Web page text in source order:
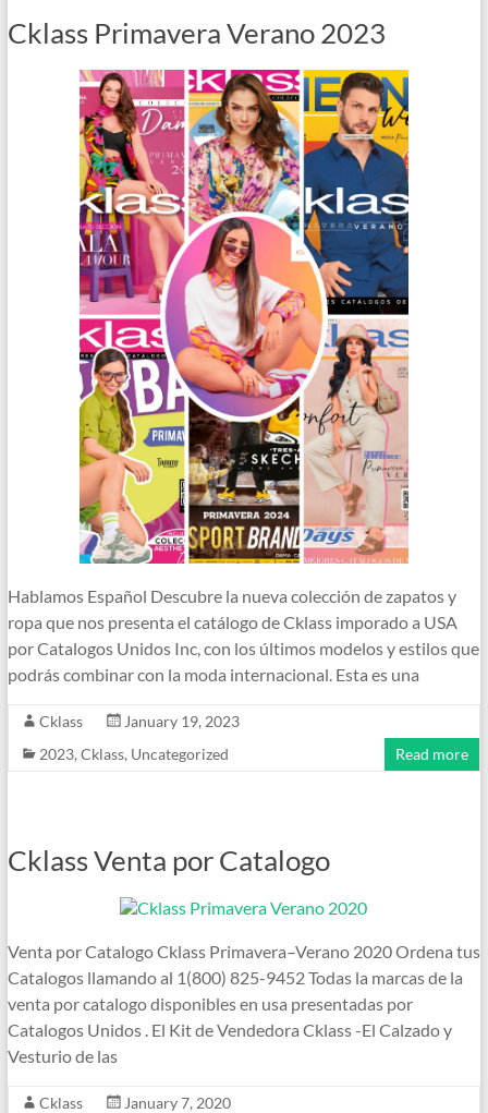
Cklass Primavera Verano 2023
Hablamos Español Descubre la nueva colección de zapatos y
ropa que nos presenta el catálogo de Cklass imporado a USA
por Catalogos Unidos Inc, con los últimos modelos y estilos que
podrás combinar con la moda internacional. Esta es una
Cklass
January 19, 2023
2023, Cklass, Uncategorized Read more
Cklass Venta por Catalogo
Venta por Catalogo Cklass Primavera–Verano 2020 Ordena tus
Catalogos llamando al 1(800) 825-9452 Todas la marcas de la
venta por catalogo disponibles en usa presentadas por
Catalogos Unidos . El Kit de Vendedora Cklass -El Calzado y
Vesturio de las
Cklass
January 7, 2020